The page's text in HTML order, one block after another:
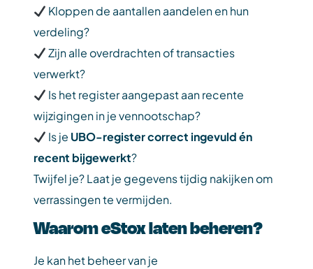
Kloppen de aantallen aandelen en hun
verdeling?
Zijn alle overdrachten of transacties
verwerkt?
Is het register aangepast aan recente
wijzigingen in je vennootschap?
Is je UBO-register correct ingevuld én
recent bijgewerkt?
Twijfel je? Laat je gegevens tijdig nakijken om
verrassingen te vermijden.
Waarom eStox laten beheren?
Je kan het beheer van je